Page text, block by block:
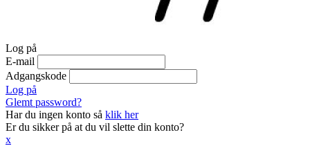
Log på
E-mail
Adgangskode
Log på
Glemt password?
Har du ingen konto så klik her
Er du sikker på at du vil slette din konto?
x